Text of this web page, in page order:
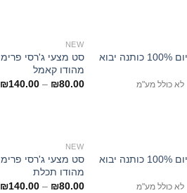
סט מצעי ג'רסי פרימיום 100% כותנה יבוא
לא כולל מע"מ
NEW
מהודו קאמל
₪80.00
–
₪140.00
סט מצעי ג'רסי פרימיום 100% כותנה יבוא
לא כולל מע"מ
NEW
מהודו תכלת
₪80.00
–
₪140.00